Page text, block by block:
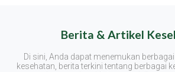
Berita & Artikel
Di sini, Anda dapat menemukan
kesehatan, berita terkini tentang berbagai